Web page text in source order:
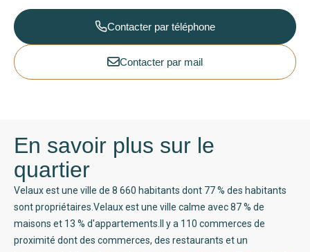
Contacter par téléphone
Contacter par mail
En savoir plus sur le
quartier
Velaux est une ville de 8 660 habitants dont 77 % des habitants
sont propriétaires.Velaux est une ville calme avec 87 % de
maisons et 13 % d'appartements.Il y a 110 commerces de
proximité dont des commerces, des restaurants et un